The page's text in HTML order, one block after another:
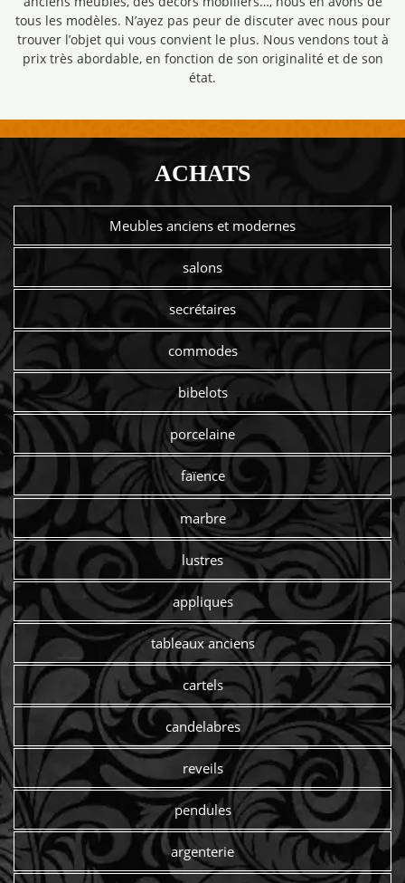
tous les modèles. N’ayez pas peur de discuter avec nous pour
trouver l’objet qui vous convient le plus. Nous vendons tout à
prix très abordable, en fonction de son originalité et de son
état.
ACHATS
Meubles anciens et modernes
salons
secrétaires
commodes
bibelots
porcelaine
faïence
marbre
lustres
appliques
tableaux anciens
cartels
candelabres
reveils
pendules
argenterie